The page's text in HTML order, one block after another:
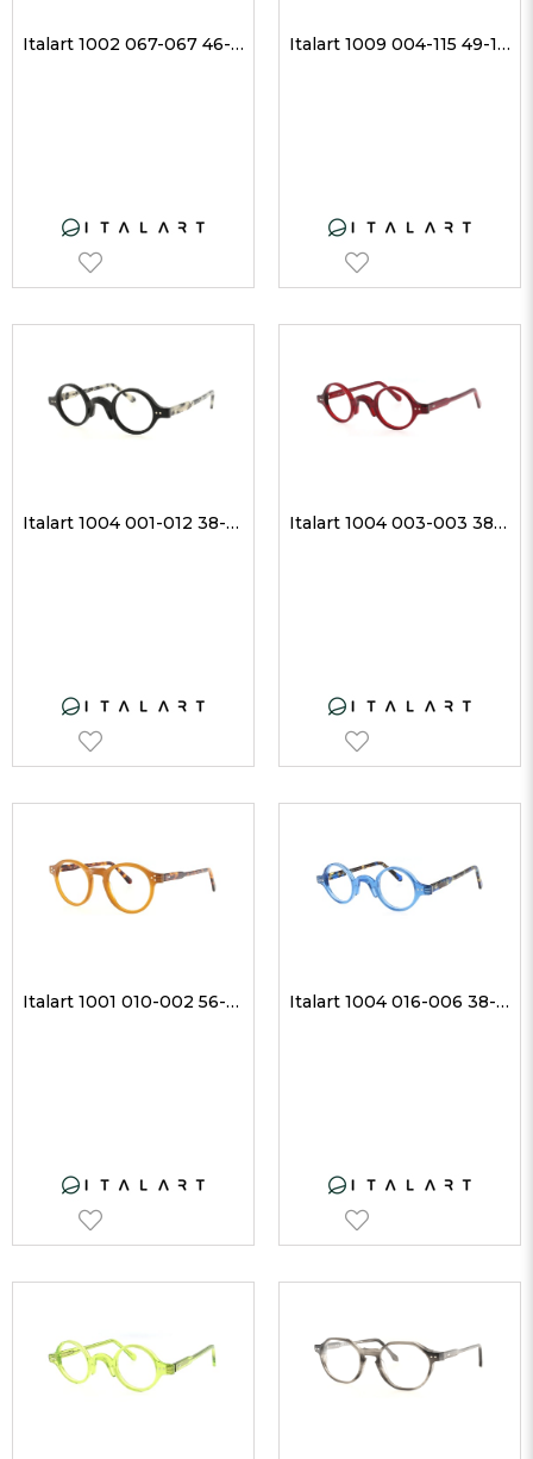
Italart 1002 067-067 46-21 Unisex Optik Gözlükler Italart 1009 004-115 49-19 Unisex Optik Gözlükler
Italart 1004 001-012 38-29 Unisex Optik Gözlükler Italart 1004 003-003 38-29 Unisex Optik Gözlükler
Italart 1001 010-002 56-21 Unisex Optik Gözlükler Italart 1004 016-006 38-29 Unisex Optik Gözlükler